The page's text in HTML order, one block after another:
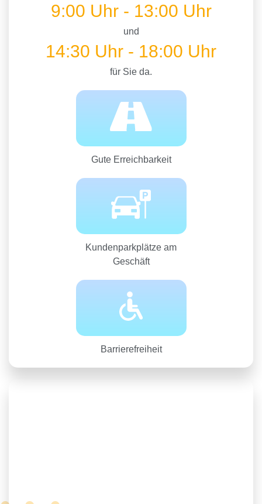
9:00 Uhr - 13:00 Uhr
und
14:30 Uhr - 18:00 Uhr
für Sie da.
Gute Erreichbarkeit
Kundenparkplätze am
Geschäft
Barrierefreiheit